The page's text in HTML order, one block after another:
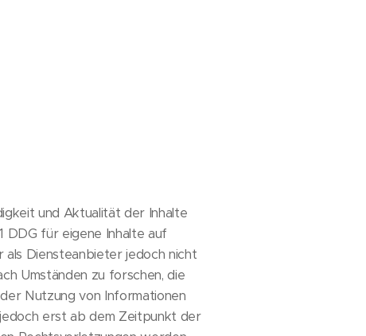
und Aktualität der Inhalte
DDG für eigene Inhalte auf
als Diensteanbieter jedoch nicht
Umständen zu forschen, die
Nutzung von Informationen
erst ab dem Zeitpunkt der